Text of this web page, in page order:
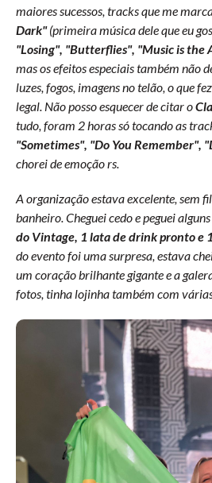
maiores sucessos, tracks que me
Dark"(primeira música dele que eu
"Losing", "Butterflies", "Music is the
mas os efeitos especiais também não
luzes, fogos, imagens no telão, o que
legal. Não posso esquecer de citar o
tudo, foram 2 horas só tocando as
"Sometimes", "Do You Remember",
chorei de emoção rs.
A organização estava excelente, sem
banheiro. Cheguei cedo e peguei
do Vintage, 1 lata de drink pronto e
do evento foi uma surpresa, estava
um coração brilhante gigante e a
fotos, tinha lojinha também com